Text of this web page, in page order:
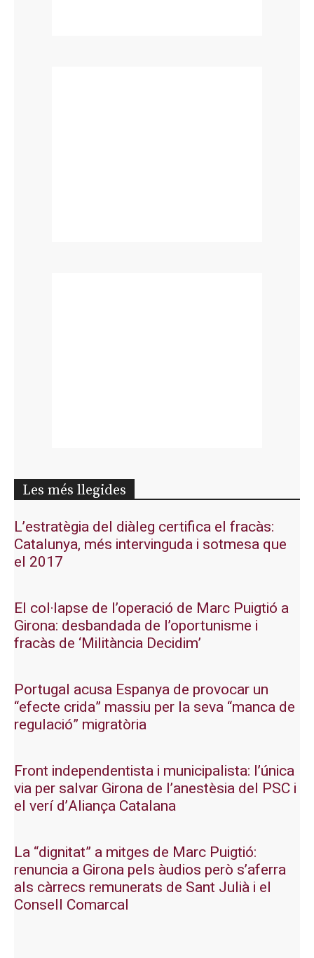
Les més llegides
L’estratègia del diàleg certifica el fracàs:
Catalunya, més intervinguda i sotmesa que
el 2017
El col·lapse de l’operació de Marc Puigtió a
Girona: desbandada de l’oportunisme i
fracàs de ‘Militància Decidim’
Portugal acusa Espanya de provocar un
“efecte crida” massiu per la seva “manca de
regulació” migratòria
Front independentista i municipalista: l’única
via per salvar Girona de l’anestèsia del PSC i
el verí d’Aliança Catalana
La “dignitat” a mitges de Marc Puigtió:
renuncia a Girona pels àudios però s’aferra
als càrrecs remunerats de Sant Julià i el
Consell Comarcal